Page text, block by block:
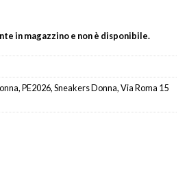
in magazzino e non è disponibile.
,PE2026,Sneakers Donna,Via Roma 15